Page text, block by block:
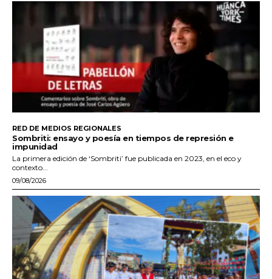
RED DE MEDIOS REGIONALES
Sombriti: ensayo y poesía en tiempos de represión e
impunidad
La primera edición de ‘Sombriti’ fue publicada en 2023, en el eco y
contexto...
09/08/2026